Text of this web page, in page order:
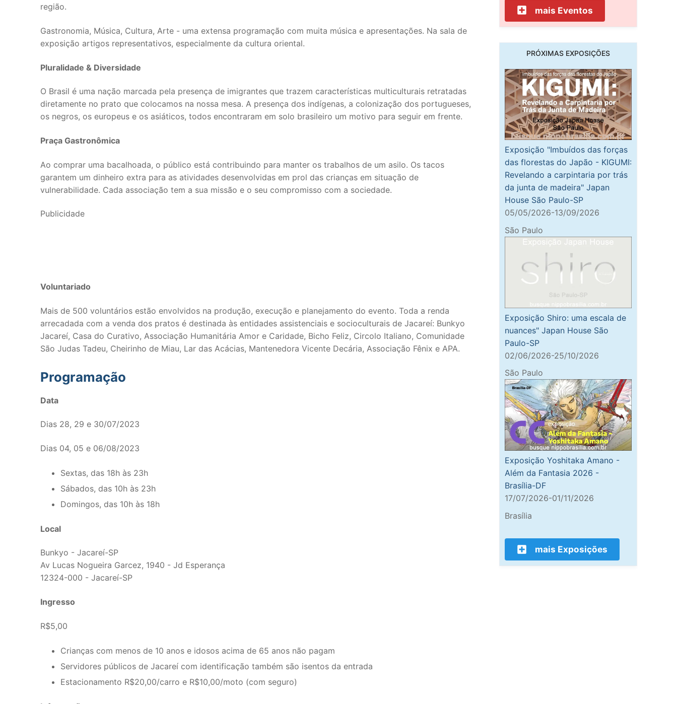
região.
Gastronomia, Música, Cultura, Arte - uma extensa programação com muita música e apresentações. Na sala de
exposição artigos representativos, especialmente da cultura oriental.
Pluralidade & Diversidade
O Brasil é uma nação marcada pela presença de imigrantes que trazem características multiculturais retratadas
diretamente no prato que colocamos na nossa mesa. A presença dos indígenas, a colonização dos portugueses,
os negros, os europeus e os asiáticos, todos encontraram em solo brasileiro um motivo para seguir em frente.
Praça Gastronômica
Ao comprar uma bacalhoada, o público está contribuindo para manter os trabalhos de um asilo. Os tacos
garantem um dinheiro extra para as atividades desenvolvidas em prol das crianças em situação de
vulnerabilidade. Cada associação tem a sua missão e o seu compromisso com a sociedade.
Publicidade
Voluntariado
Mais de 500 voluntários estão envolvidos na produção, execução e planejamento do evento. Toda a renda
arrecadada com a venda dos pratos é destinada às entidades assistenciais e socioculturais de Jacareí: Bunkyo
Jacareí, Casa do Curativo, Associação Humanitária Amor e Caridade, Bicho Feliz, Circolo Italiano, Comunidade
São Judas Tadeu, Cheirinho de Miau, Lar das Acácias, Mantenedora Vicente Decária, Associação Fênix e APA.
Programação
Data
Dias 28, 29 e 30/07/2023
Dias 04, 05 e 06/08/2023
Sextas, das 18h às 23h
Sábados, das 10h às 23h
Domingos, das 10h às 18h
Local
Bunkyo - Jacareí-SP
Av Lucas Nogueira Garcez, 1940 - Jd Esperança
12324-000 - Jacareí-SP
Ingresso
R$5,00
Crianças com menos de 10 anos e idosos acima de 65 anos não pagam
Servidores públicos de Jacareí com identificação também são isentos da entrada
Estacionamento R$20,00/carro e R$10,00/moto (com seguro)
mais Eventos
PRÓXIMAS EXPOSIÇÕES
Exposição "Imbuídos das forças
das florestas do Japão - KIGUMI:
Revelando a carpintaria por trás
da junta de madeira" Japan
House São Paulo-SP
05/05/2026-13/09/2026
São Paulo
Exposição Shiro: uma escala de
nuances" Japan House São
Paulo-SP
02/06/2026-25/10/2026
São Paulo
Exposição Yoshitaka Amano -
Além da Fantasia 2026 -
Brasília-DF
17/07/2026-01/11/2026
Brasília
mais Exposições